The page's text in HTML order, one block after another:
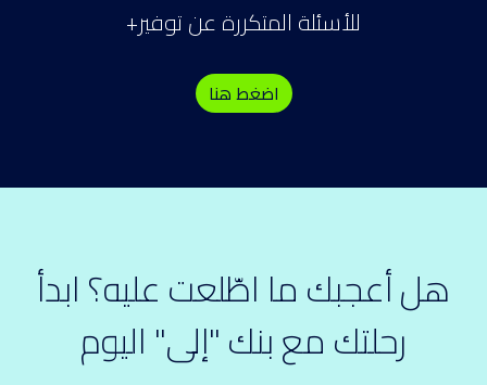
للأسئلة المتكررة عن توفير+
اضغط هنا
هل أعجبك ما اطّلعت عليه؟ ابدأ
رحلتك مع بنك "إلى" اليوم